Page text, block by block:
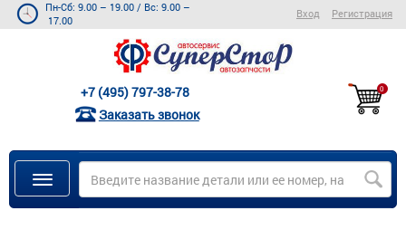
Пн-Сб: 9.00 – 19.00 / Вс: 9.00 –
17.00
Вход Регистрация
+7 (495) 797-38-78
Заказать звонок
0